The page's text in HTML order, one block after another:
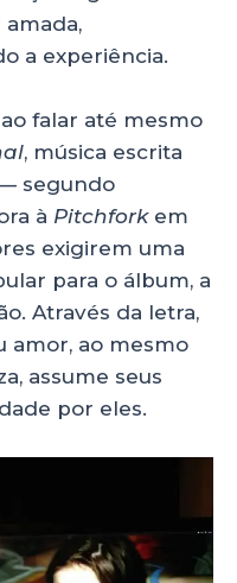
amada,
a experiência.
falar até mesmo
, música escrita
segundo
à Pitchfork em
exigirem uma
para o álbum, a
Através da letra,
amor, ao mesmo
assume seus
por eles.